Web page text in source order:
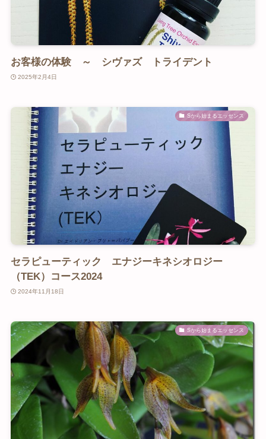
お客様の体験 ～ シヴァズ トライデント
2025年2月4日
Sから始まるエッセンス
セラピューティック エナジーキネシオロジー
（TEK）コース2024
2024年11月18日
Sから始まるエッセンス